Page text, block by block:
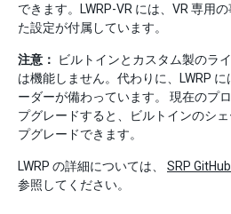
できます。LWRP-VR には、VR 専用
た設定が付属しています。
注意：
ビルトインとカスタム製のラ
は機能しません。代わりに、LWRP
ーダーが備わっています。 現在のプ
プグレードすると、ビルトインのシ
プグレードできます。
LWRP の詳細については、 SRP
参照してください。